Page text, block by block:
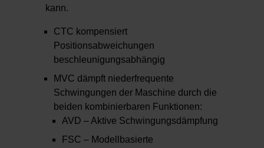
kann.
CTC kompensiert
Positionsabweichungen
beschleunigungsabhängig
MVC dämpft niederfrequente
Schwingungen der Maschine durch die
beiden kombinierbaren Funktionen:
AVD – Aktive Schwingungsdämpfung
FSC – Modellbasierte